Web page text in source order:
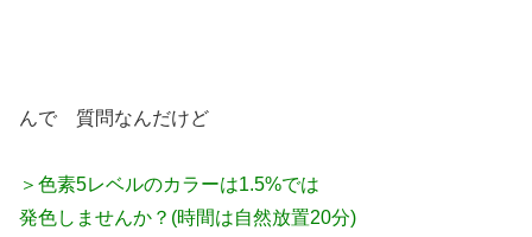
んで 質問なんだけど
＞色素5レベルのカラーは1.5%では
発色しませんか？(時間は自然放置20分)